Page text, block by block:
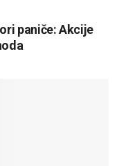
paniče: Akcije